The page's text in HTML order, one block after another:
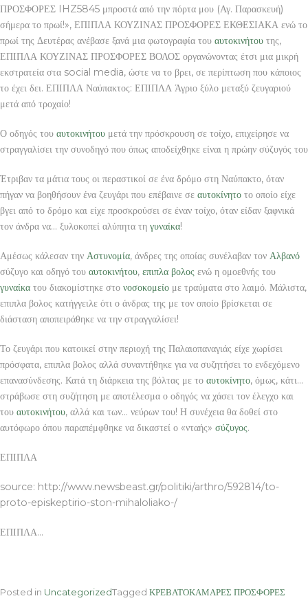
ΠΡΟΣΦΟΡΕΣ IHZ5845 μπροστά από την πόρτα μου (Αγ. Παρασκευή)
σήμερα το πρωί!», ΕΠΙΠΛΑ ΚΟΥΖΙΝΑΣ ΠΡΟΣΦΟΡΕΣ ΕΚΘΕΣΙΑΚΑ ενώ το
πρωί της Δευτέρας ανέβασε ξανά μια φωτογραφία του αυτοκινήτου της,
ΕΠΙΠΛΑ ΚΟΥΖΙΝΑΣ ΠΡΟΣΦΟΡΕΣ ΒΟΛΟΣ οργανώνοντας έτσι μια μικρή
εκστρατεία στα social media, ώστε να το βρει, σε περίπτωση που κάποιος
το έχει δει. ΕΠΙΠΛΑ Ναύπακτος: ΕΠΙΠΛΑ Άγριο ξύλο μεταξύ ζευγαριού
μετά από τροχαίο!
Ο οδηγός του αυτοκινήτου μετά την πρόσκρουση σε τοίχο, επιχείρησε να
στραγγαλίσει την συνοδηγό που όπως αποδείχθηκε είναι η πρώην σύζυγός του
Έτριβαν τα μάτια τους οι περαστικοί σε ένα δρόμο στη Ναύπακτο, όταν
πήγαν να βοηθήσουν ένα ζευγάρι που επέβαινε σε αυτοκίνητο το οποίο είχε
βγει από το δρόμο και είχε προσκρούσει σε έναν τοίχο, όταν είδαν ξαφνικά
τον άνδρα να… ξυλοκοπεί αλύπητα τη γυναίκα!
Αμέσως κάλεσαν την Αστυνομία, άνδρες της οποίας συνέλαβαν τον Αλβανό
σύζυγο και οδηγό του αυτοκινήτου, επιπλα βολος ενώ η ομοεθνής του
γυναίκα του διακομίστηκε στο νοσοκομείο με τραύματα στο λαιμό. Μάλιστα,
επιπλα βολος κατήγγειλε ότι ο άνδρας της με τον οποίο βρίσκεται σε
διάσταση αποπειράθηκε να την στραγγαλίσει!
Το ζευγάρι που κατοικεί στην περιοχή της Παλαιοπαναγιάς είχε χωρίσει
πρόσφατα, επιπλα βολος αλλά συναντήθηκε για να συζητήσει το ενδεχόμενο
επανασύνδεσης. Κατά τη διάρκεια της βόλτας με το αυτοκίνητο, όμως, κάτι…
στράβωσε στη συζήτηση με αποτέλεσμα ο οδηγός να χάσει τον έλεγχο και
του αυτοκινήτου, αλλά και των… νεύρων του! Η συνέχεια θα δοθεί στο
αυτόφωρο όπου παραπέμφθηκε να δικαστεί ο «νταής» σύζυγος.
ΕΠΙΠΛΑ
source: http://www.newsbeast.gr/politiki/arthro/592814/to-
proto-episkeptirio-ston-mihaloliako-/
ΕΠΙΠΛΑ…
Posted in UncategorizedTagged ΚΡΕΒΑΤΟΚΑΜΑΡΕΣ ΠΡΟΣΦΟΡΕΣ